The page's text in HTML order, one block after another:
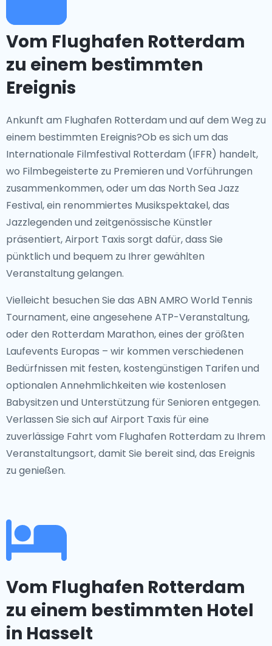
Vom Flughafen Rotterdam
zu einem bestimmten
Ereignis
Ankunft am Flughafen Rotterdam und auf dem Weg zu
einem bestimmten Ereignis?Ob es sich um das
Internationale Filmfestival Rotterdam (IFFR) handelt,
wo Filmbegeisterte zu Premieren und Vorführungen
zusammenkommen, oder um das North Sea Jazz
Festival, ein renommiertes Musikspektakel, das
Jazzlegenden und zeitgenössische Künstler
präsentiert, Airport Taxis sorgt dafür, dass Sie
pünktlich und bequem zu Ihrer gewählten
Veranstaltung gelangen.
Vielleicht besuchen Sie das ABN AMRO World Tennis
Tournament, eine angesehene ATP-Veranstaltung,
oder den Rotterdam Marathon, eines der größten
Laufevents Europas – wir kommen verschiedenen
Bedürfnissen mit festen, kostengünstigen Tarifen und
optionalen Annehmlichkeiten wie kostenlosen
Babysitzen und Unterstützung für Senioren entgegen.
Verlassen Sie sich auf Airport Taxis für eine
zuverlässige Fahrt vom Flughafen Rotterdam zu Ihrem
Veranstaltungsort, damit Sie bereit sind, das Ereignis
zu genießen.
Vom Flughafen Rotterdam
zu einem bestimmten Hotel
in Hasselt